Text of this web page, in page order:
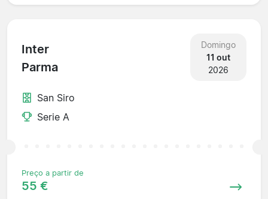
Inter
Parma
Domingo
11 out
2026
San Siro
Serie A
Preço a partir de
55 €